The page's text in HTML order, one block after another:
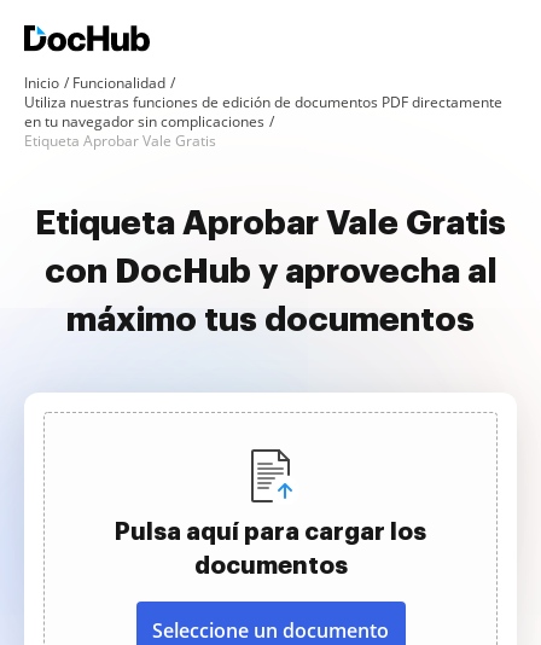
Inicio
Funcionalidad
Utiliza nuestras funciones de edición de documentos PDF directamente
en tu navegador sin complicaciones
Etiqueta Aprobar Vale Gratis
Etiqueta Aprobar Vale Gratis
con DocHub y aprovecha al
máximo tus documentos
Pulsa aquí para cargar los
documentos
Seleccione un documento